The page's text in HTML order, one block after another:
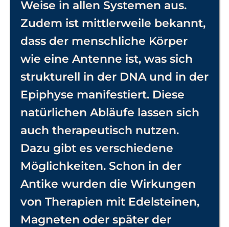
Weise in allen Systemen aus.
Zudem ist mittlerweile bekannt,
dass der menschliche Körper
wie eine Antenne ist, was sich
strukturell in der DNA und in der
Epiphyse manifestiert. Diese
natürlichen Abläufe lassen sich
auch therapeutisch nutzen.
Dazu gibt es verschiedene
Möglichkeiten. Schon in der
Antike wurden die Wirkungen
von Therapien mit Edelsteinen,
Magneten oder später der